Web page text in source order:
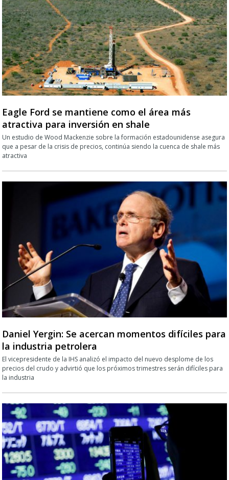
Eagle Ford se mantiene como el área más
atractiva para inversión en shale
Un estudio de Wood Mackenzie sobre la formación estadounidense asegura
que a pesar de la crisis de precios, continúa siendo la cuenca de shale más
atractiva
Daniel Yergin: Se acercan momentos difíciles para
la industria petrolera
El vicepresidente de la IHS analizó el impacto del nuevo desplome de los
precios del crudo y advirtió que los próximos trimestres serán difíciles para
la industria